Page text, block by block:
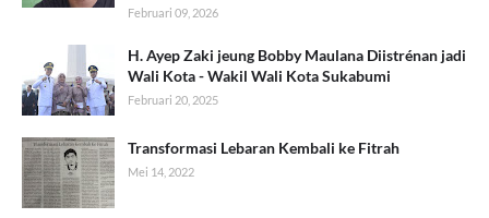
Februari 09, 2026
H. Ayep Zaki jeung Bobby Maulana Diistrénan jadi
Wali Kota - Wakil Wali Kota Sukabumi
Februari 20, 2025
Transformasi Lebaran Kembali ke Fitrah
Mei 14, 2022